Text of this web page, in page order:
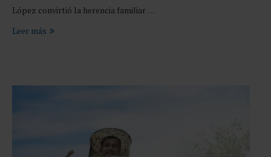
López convirtió la herencia familiar …
Leer más